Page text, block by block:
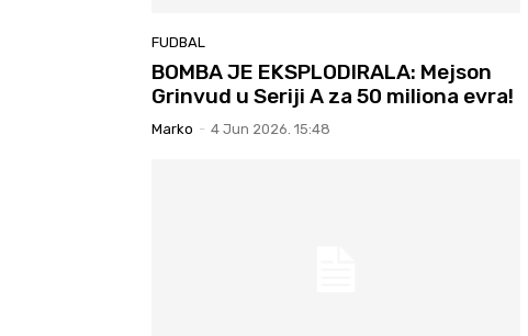
FUDBAL
BOMBA JE EKSPLODIRALA: Mejson
Grinvud u Seriji A za 50 miliona evra!
Marko - 4 Jun 2026. 15:48